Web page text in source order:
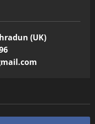
(UK)